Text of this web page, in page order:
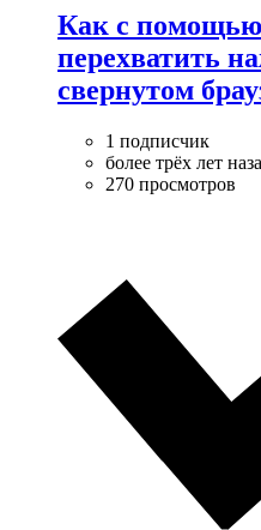
Как с
перехватить
свернутом
1 подписчик
более трёх лет
270 просмотров